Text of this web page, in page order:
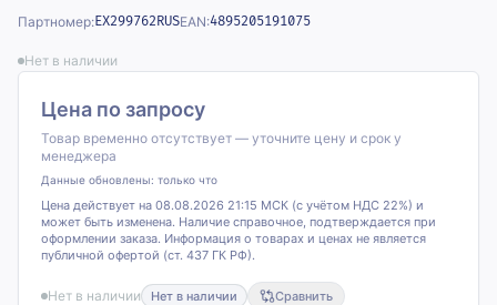
Партномер:EX299762RUSEAN:4895205191075
Нет в наличии
Цена по запросу
Товар временно отсутствует — уточните цену и срок у
менеджера
Данные обновлены: только что
Цена действует на 08.08.2026 21:15 МСК (с учётом НДС 22%) и
может быть изменена. Наличие справочное, подтверждается при
оформлении заказа. Информация о товарах и ценах не является
публичной офертой (ст. 437 ГК РФ).
Нет в наличии Нет в наличии Сравнить